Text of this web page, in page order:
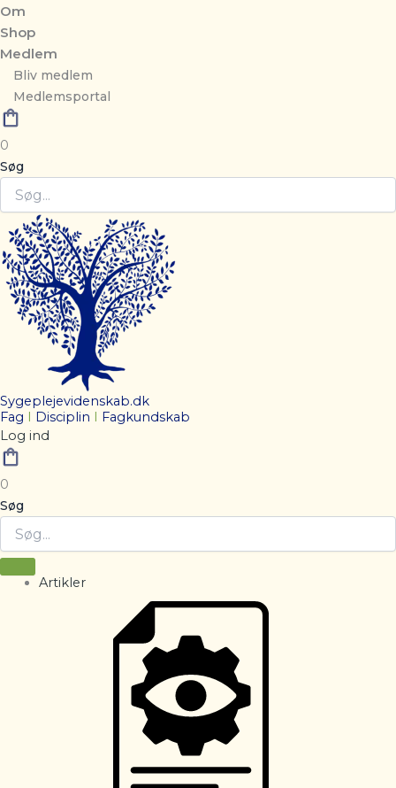
Om
Shop
Medlem
Bliv medlem
Medlemsportal
0
Søg
Sygeplejevidenskab.dk
Fag
Disciplin
Fagkundskab
Log ind
0
Søg
Artikler